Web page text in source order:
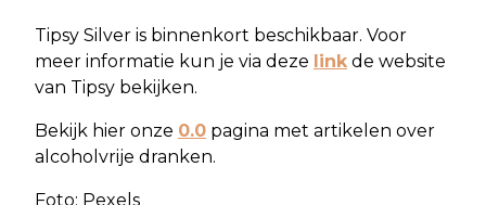
Tipsy Silver is binnenkort beschikbaar. Voor
meer informatie kun je via deze link de website
van Tipsy bekijken.
Bekijk hier onze 0.0 pagina met artikelen over
alcoholvrije dranken.
Foto: Pexels